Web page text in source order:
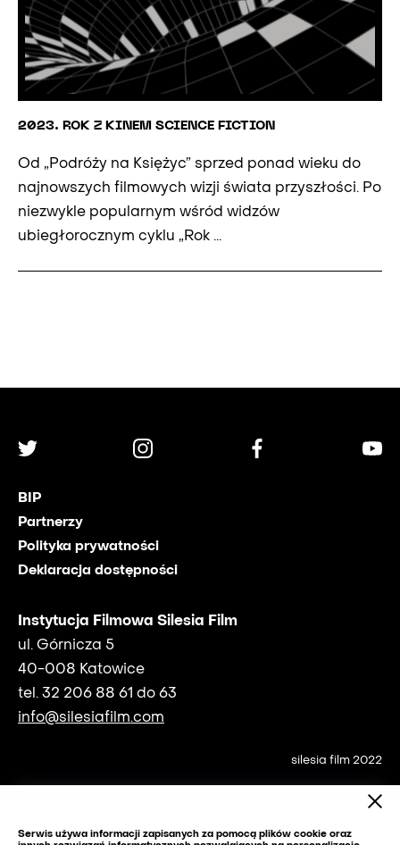
2023. ROK Z KINEM SCIENCE FICTION
Od „Podróży na Księżyc” sprzed ponad wieku do
najnowszych filmowych wizji świata przyszłości. Po
niezwykle popularnym wśród widzów
ubiegłorocznym cyklu „Rok ...
Instytucja Filmowa Silesia Film
ul. Górnicza 5
40-008 Katowice
tel. 32 206 88 61 do 63
info@silesiafilm.com
BIP
Partnerzy
Polityka prywatności
Deklaracja dostępności
silesia film 2022
Serwis używa informacji zapisanych za pomocą plików cookie oraz